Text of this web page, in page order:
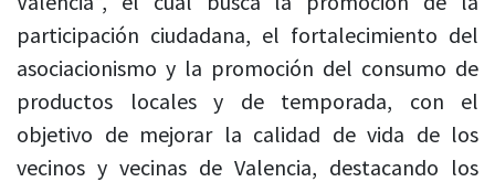
participación ciudadana, el fortalecimiento del
asociacionismo y la promoción del consumo de
productos locales y de temporada, con el
objetivo de mejorar la calidad de vida de los
vecinos y vecinas de Valencia, destacando los